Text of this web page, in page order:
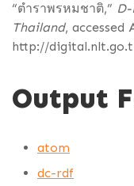
“ตำราพรหมชาติ,”
Thailand, accessed
http://
Output
atom
dc-rdf